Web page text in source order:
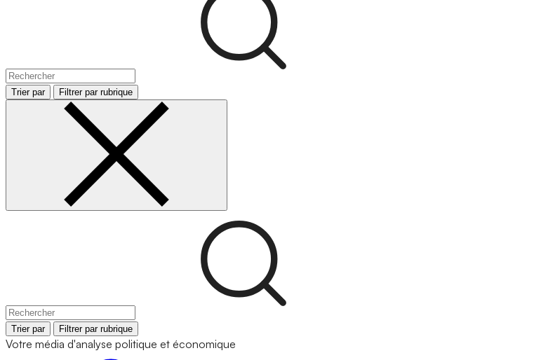
Trier par Filtrer par rubrique
Trier par Filtrer par rubrique
Votre média d'analyse politique et économique